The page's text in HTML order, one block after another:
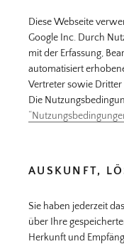
Diese Webseite
Google Inc. Durch
mit der Erfassung,
automatisiert
Vertreter sowie
Die
AUSKUNFT,
Sie haben jederzeit
über Ihre
Herkunft und